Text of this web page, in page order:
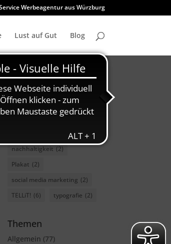
Werbeagentur aus Würzburg
Lust auf Gut Blog
charity (3) Font (2)
GWF
nachhaltigkeit (2)
Plakat (2)
social media marketing (2)
TELLiT! (6) typografie (2)
Themen
Allgemein (77)